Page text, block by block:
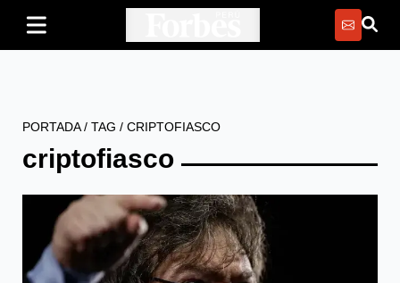
PORTADA/ TAG / CRIPTOFIASCO
criptofiasco